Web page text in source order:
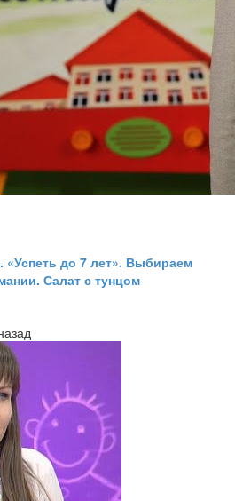
до 7 лет». Выбираем
Салат с тунцом